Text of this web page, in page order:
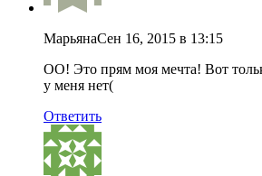
МарьянаСен 16, 2015 в 13:15
ОО! Это прям моя мечта! Вот
у меня нет(
Ответить